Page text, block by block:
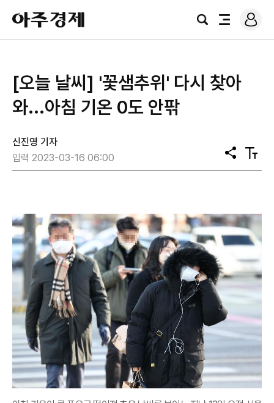
아
주
경
검
전
로
그
[오늘 날씨] '꽃샘추위' 다시 찾아
와...아침 기온 0도 안팎
신진영 기자
입력 2023-03-16 06:00
공
유
텍
스